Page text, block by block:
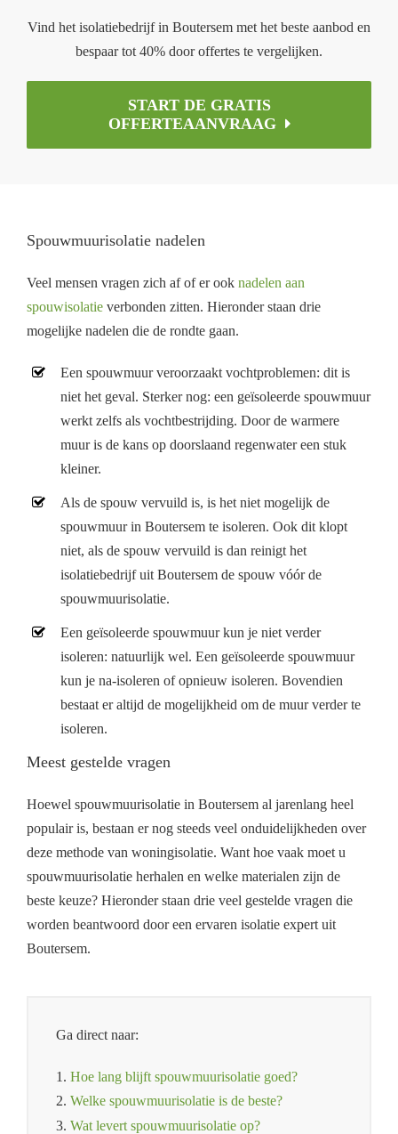
Vind het isolatiebedrijf in Boutersem met het beste aanbod en
bespaar tot 40% door offertes te vergelijken.
START DE GRATIS
OFFERTEAANVRAAG
Spouwmuurisolatie nadelen
Veel mensen vragen zich af of er ook nadelen aan
spouwisolatie verbonden zitten. Hieronder staan drie
mogelijke nadelen die de rondte gaan.
Een spouwmuur veroorzaakt vochtproblemen: dit is
niet het geval. Sterker nog: een geïsoleerde spouwmuur
werkt zelfs als vochtbestrijding. Door de warmere
muur is de kans op doorslaand regenwater een stuk
kleiner.
Als de spouw vervuild is, is het niet mogelijk de
spouwmuur in Boutersem te isoleren. Ook dit klopt
niet, als de spouw vervuild is dan reinigt het
isolatiebedrijf uit Boutersem de spouw vóór de
spouwmuurisolatie.
Een geïsoleerde spouwmuur kun je niet verder
isoleren: natuurlijk wel. Een geïsoleerde spouwmuur
kun je na-isoleren of opnieuw isoleren. Bovendien
bestaat er altijd de mogelijkheid om de muur verder te
isoleren.
Meest gestelde vragen
Hoewel spouwmuurisolatie in Boutersem al jarenlang heel
populair is, bestaan er nog steeds veel onduidelijkheden over
deze methode van woningisolatie. Want hoe vaak moet u
spouwmuurisolatie herhalen en welke materialen zijn de
beste keuze? Hieronder staan drie veel gestelde vragen die
worden beantwoord door een ervaren isolatie expert uit
Boutersem.
Ga direct naar:
1. Hoe lang blijft spouwmuurisolatie goed?
2. Welke spouwmuurisolatie is de beste?
3. Wat levert spouwmuurisolatie op?